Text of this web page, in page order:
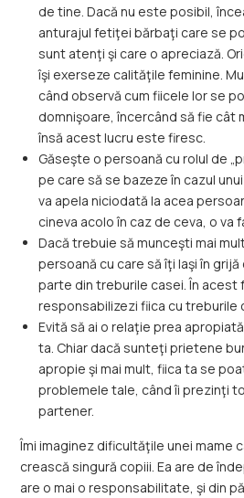
de tine. Dacă nu este posibil,
anturajul fetiţei bărbaţi care se
sunt atenţi şi care o apreciază.
îşi exerseze calităţile feminine.
când observă cum fiicele lor se
domnişoare, încercând să fie cât
însă acest lucru este firesc.
Găseşte o persoană cu rolul de
pe care să se bazeze în cazul
va apela niciodată la acea
cineva acolo în caz de ceva, o va
Dacă trebuie să munceşti mai
persoană cu care să îţi laşi în
parte din treburile casei. În acest
responsabilizezi fiica cu treburile
Evită să ai o relaţie prea
ta. Chiar dacă sunteţi prietene
apropie şi mai mult, fiica ta se
problemele tale, când îi prezinţi
partener.
Îmi imaginez dificultăţile unei mame
crească singură copiii. Ea are de
are o mai o responsabilitate, şi din